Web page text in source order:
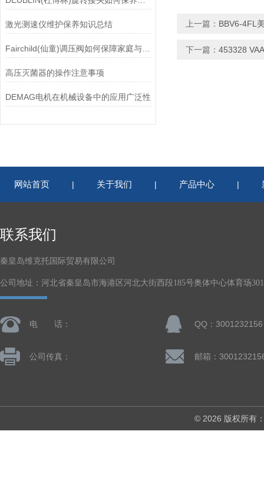
激光测速仪维护保养知识总结
Fairchild(仙童)调压阀如何保障家庭与工业安全？
高压灭菌器的操作注意事项
DEMAG电机在机械设备中的应用广泛性
上一篇： BBV6-4FL
下一篇： 453328
网站首页 | 关于我们 | 产品中心 |
联系我们
秦皇岛维克托国际贸易有限公司
公司地址：河北省秦皇岛市海港区河北大街西段185号奥体中心体育场
电 话： QQ：3001232156
公司传真： 邮箱：
© 2026 版权所有